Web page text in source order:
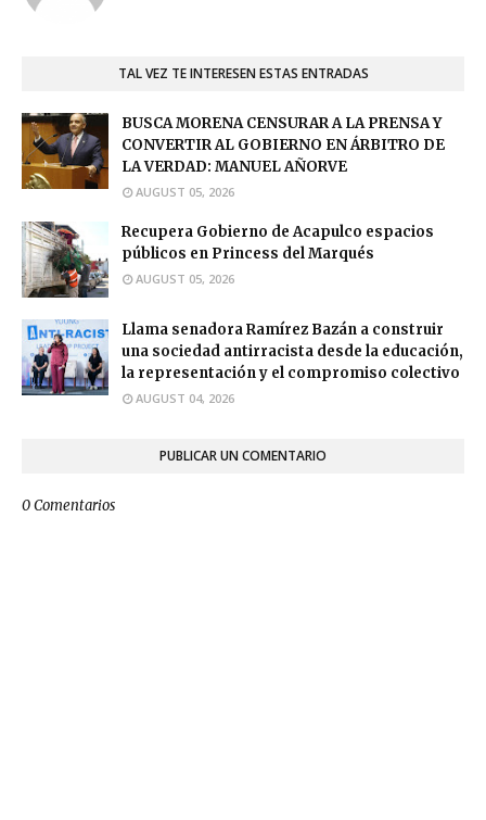
TAL VEZ TE INTERESEN ESTAS ENTRADAS
BUSCA MORENA CENSURAR A LA PRENSA Y
CONVERTIR AL GOBIERNO EN ÁRBITRO DE
LA VERDAD: MANUEL AÑORVE
AUGUST 05, 2026
Recupera Gobierno de Acapulco espacios
públicos en Princess del Marqués
AUGUST 05, 2026
Llama senadora Ramírez Bazán a construir
una sociedad antirracista desde la educación,
la representación y el compromiso colectivo
AUGUST 04, 2026
PUBLICAR UN COMENTARIO
0 Comentarios